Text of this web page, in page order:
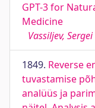
GPT-3 for
Medicine
Vassiljev, Sergei
1849. Reverse
tuvastamise
analüüs ja